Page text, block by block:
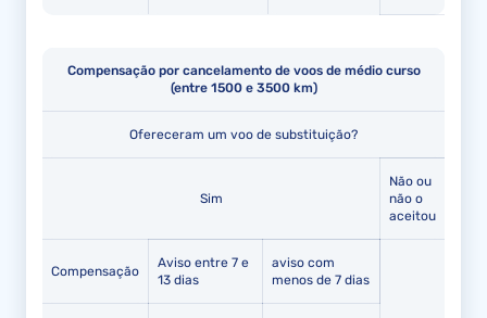
Compensação por cancelamento de voos de médio curso
(entre 1500 e 3500 km)
Ofereceram um voo de substituição?
Sim
Não ou
não o
aceitou
Compensação
Aviso entre 7 e
13 dias
aviso com
menos de 7 dias